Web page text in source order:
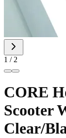
1 / 2
CORE
Scooter
Clear/